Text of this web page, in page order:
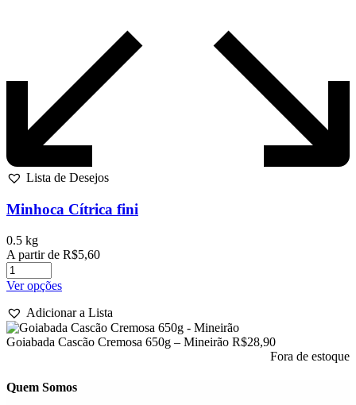
Lista de Desejos
Minhoca Cítrica fini
0.5 kg
A partir de R$5,60
Ver opçõesEste
tem
várias
variantes.
podem
Adicionar a Lista
Goiabada Cascão Cremosa 650g – Mineirão R$28,90
Fora de estoque
Quem Somos